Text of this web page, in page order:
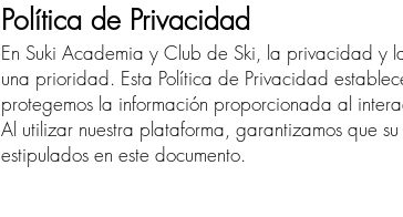
Política de Privacidad
En Suki Academia y Club de Ski, la privacidad y
una prioridad. Esta Política de Privacidad
protegemos la información proporcionada al
Al utilizar nuestra plataforma, garantizamos que
estipulados en este documento.